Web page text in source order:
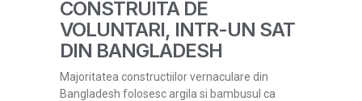
CONSTRUITA DE
VOLUNTARI, INTR-UN SAT
DIN BANGLADESH
Majoritatea constructiilor vernaculare din
Bangladesh folosesc argila si bambusul ca